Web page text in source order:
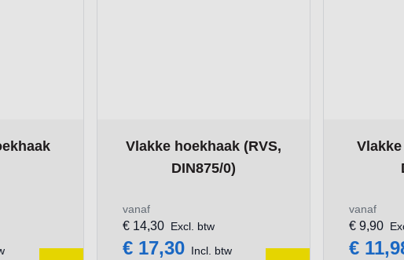
on the options chosen on the product page
Vlakke hoekhaak (RVS,
DIN875/0)
The price depends on the options chosen on the
vanaf
€ 17,30 Incl. btw
€ 14,30 Excl. btw
The
vanaf
€
€ 9,90